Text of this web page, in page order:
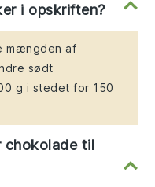
i opskriften?
mængden af
sødt
g i stedet for 150
chokolade til